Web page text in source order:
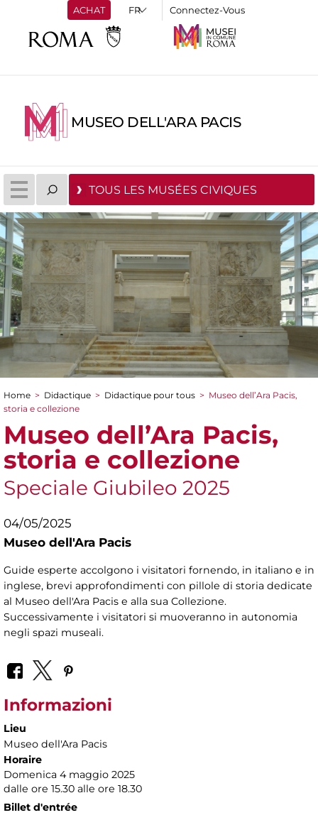
ACHAT Connectez-Vous
MUSEO DELL'ARA PACIS
TOUS LES MUSÉES CIVIQUES
You are here
Home > Didactique > Didactique pour tous > Museo dell’Ara Pacis,
storia e collezione
Museo dell’Ara Pacis,
storia e collezione
Speciale Giubileo 2025
04/05/2025
Museo dell'Ara Pacis
Guide esperte accolgono i visitatori fornendo, in italiano e in
inglese, brevi approfondimenti con pillole di storia dedicate
al Museo dell'Ara Pacis e alla sua Collezione.
Successivamente i visitatori si muoveranno in autonomia
negli spazi museali.
Informazioni
Lieu
Museo dell'Ara Pacis
Horaire
Domenica 4 maggio 2025
dalle ore 15.30 alle ore 18.30
Billet d'entrée